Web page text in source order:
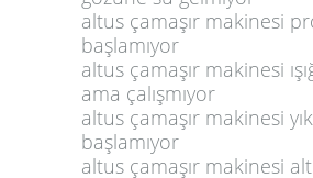
altus çamaşır makinesi
başlamıyor
altus çamaşır makinesi
ama çalışmıyor
altus çamaşır makinesi
başlamıyor
altus çamaşır makinesi